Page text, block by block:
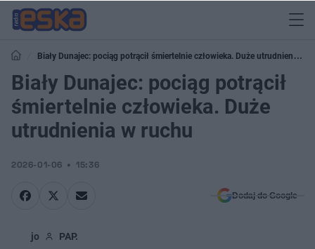
Biały Dunajec: pociąg potrącił śmiertelnie człowieka. Duże utrudnienia w
ruchu
Biały Dunajec: pociąg potrącił
śmiertelnie człowieka. Duże
utrudnienia w ruchu
2026-01-06 15:36
Dodaj do Google
jo PAP.